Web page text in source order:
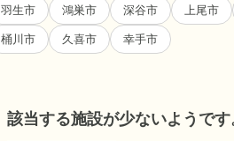
羽生市 鴻巣市 深谷市 上尾市
桶川市 久喜市 幸手市
該当する施設が少ないようで